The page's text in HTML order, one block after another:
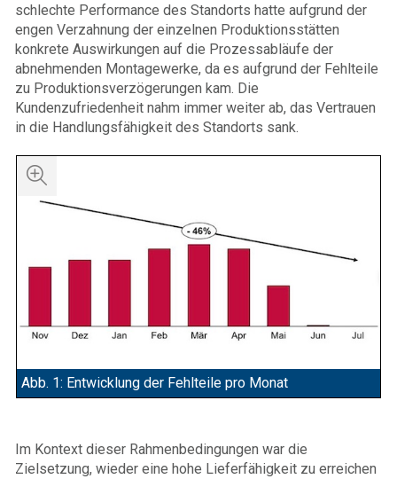
schlechte Performance des Standorts hatte aufgrund der
engen Verzahnung der einzelnen Produktionsstätten
konkrete Auswirkungen auf die Prozessabläufe der
abnehmenden Montagewerke, da es aufgrund der Fehlteile
zu Produktionsverzögerungen kam. Die
Kundenzufriedenheit nahm immer weiter ab, das Vertrauen
in die Handlungsfähigkeit des Standorts sank.
Abb. 1: Entwicklung der Fehlteile pro Monat
Im Kontext dieser Rahmenbedingungen war die
Zielsetzung, wieder eine hohe Lieferfähigkeit zu erreichen